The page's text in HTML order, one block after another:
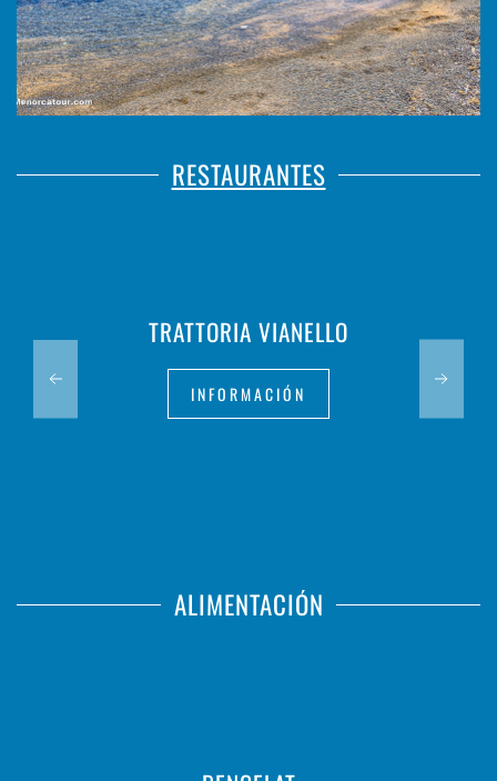
RESTAURANTES
TRATTORIA VIANELLO
INFORMACIÓN
ALIMENTACIÓN